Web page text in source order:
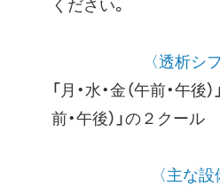
ください。
〈透析シ
「月・水・金（午前・午後
前・午後）」の２クール
〈主な設